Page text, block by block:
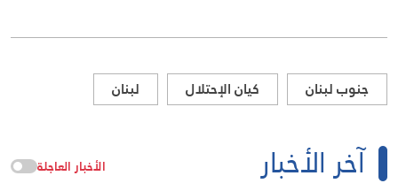
جنوب لبنان كيان الإحتلال لبنان
آخر الأخبار الأخبار العاجلة